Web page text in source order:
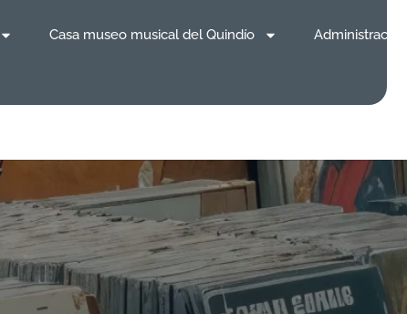
Casa museo musical del Quindío